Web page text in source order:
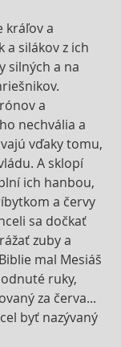
kráľov a
a silákov z ich
silných a na
a
nechvália a
vďaky tomu,
A sklopí
ich hanbou,
a červy
sa dočkať
zuby a
mal Mesiáš
ruky,
za červa...
byť nazývaný